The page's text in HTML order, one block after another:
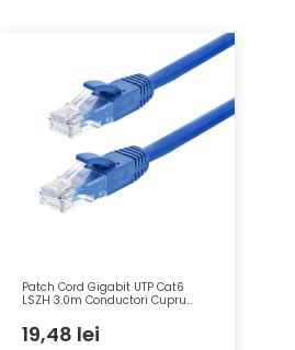
Patch Cord Gigabit UTP Cat6
LSZH 3.0m Conductori Cupru
3M-B
19,48 lei